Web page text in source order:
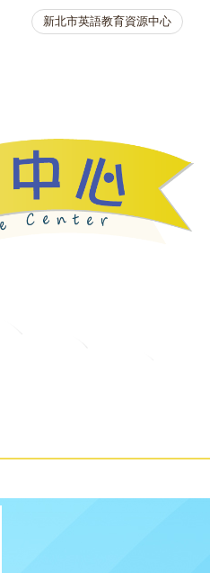
新北市英語教育資源中心